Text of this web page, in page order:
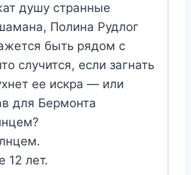
душу странные
Полина Рудлог
быть рядом с
случится, если загнать
ее искра — или
для Бермонта
12 лет.